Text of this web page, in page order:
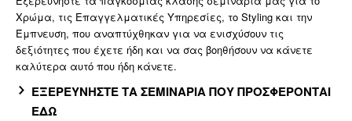
Χρώμα, τις Επαγγελματικές Υπηρεσίες, το Styling και την
Έμπνευση, που αναπτύχθηκαν για να ενισχύσουν τις
δεξιότητες που έχετε ήδη και να σας βοηθήσουν να κάνετε
καλύτερα αυτό που ήδη κάνετε.
ΕΞΕΡΕΥΝΗΣΤΕ ΤΑ ΣΕΜΙΝΑΡΙΑ ΠΟΥ ΠΡΟΣΦΕΡΟΝΤΑΙ
ΕΔΩ